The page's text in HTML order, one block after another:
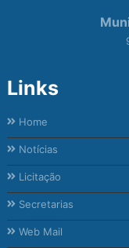
Links
Home
Notícias
Licitação
Secretarias
Web Mail